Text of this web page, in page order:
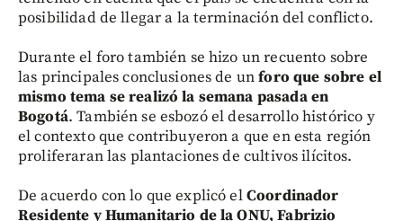
posibilidad de llegar a la terminación del conflicto.
Durante el foro también se hizo un recuento sobre
las principales conclusiones de unforo que sobre el
mismo tema se realizó la semana pasada en
Bogotá. También se esbozó el desarrollo histórico y
el contexto que contribuyeron a que en esta región
proliferaran las plantaciones de cultivos ilícitos.
De acuerdo con lo que explicó elCoordinador
Residente y Humanitario de la ONU, Fabrizio